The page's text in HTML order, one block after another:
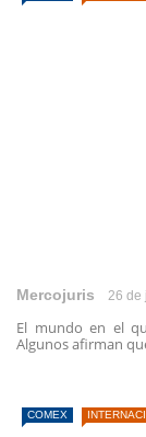
Mercojuris 26 de
El mundo en el
Algunos afirman
COMEX